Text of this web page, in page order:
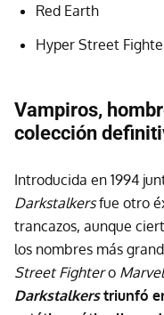
Red Earth
Hyper Street
Vampiros,
colección
Introducida en 1994
Darkstalkersfue otro
trancazos, aunque
los nombres más
Street Fightero
Darkstalkerstriunfó